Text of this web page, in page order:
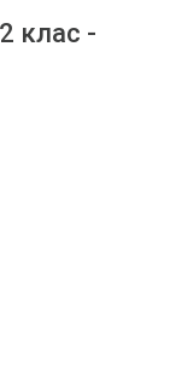
клас -